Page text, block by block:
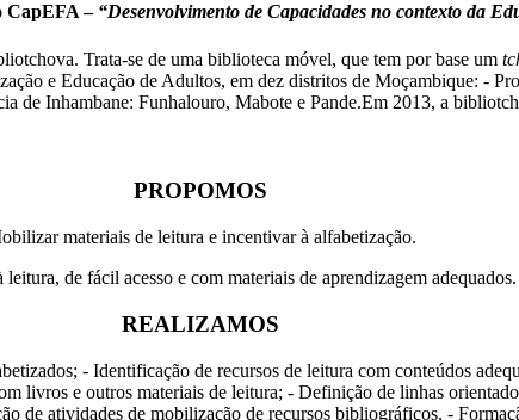
CapEFA – “Desenvolvimento de Capacidades no contexto da
Trata-se de uma biblioteca móvel, que tem por base um
e Educação de Adultos, em dez distritos de Moçambique: -
de Inhambane: Funhalouro, Mabote e Pande.Em 2013, a
PROPOMOS
materiais de leitura e incentivar à alfabetização.
de fácil acesso e com materiais de aprendizagem adequados.
REALIZAMOS
- Identificação de recursos de leitura com conteúdos
livros e outros materiais de leitura; - Definição de linhas
de atividades de mobilização de recursos bibliográficos. -